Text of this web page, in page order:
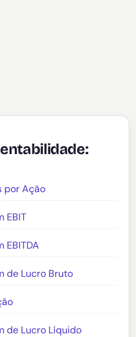
por Ação
EBIT
EBITDA
de Lucro Bruto
de Lucro Líquido